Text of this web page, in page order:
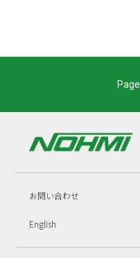
Page
お問い合わせ
English